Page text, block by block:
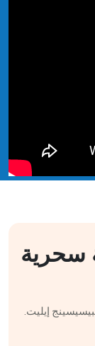
سحرية
إيليت.